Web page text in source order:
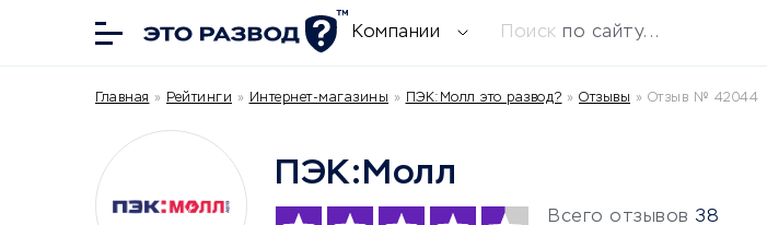
Компании Поиск по сайту...
Главная » Рейтинги » Интернет-магазины » ПЭК:Молл это развод? » Отзывы » Отзыв № 42044
ПЭК:Молл
Всего отзывов 38